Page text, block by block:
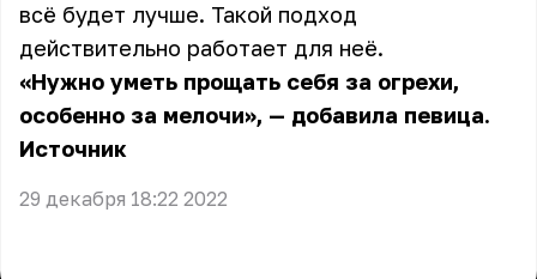
всё будет лучше. Такой подход
действительно работает для неё.
«Нужно уметь прощать себя за огрехи,
особенно за мелочи», — добавила певица.
Источник
29 декабря 18:22 2022